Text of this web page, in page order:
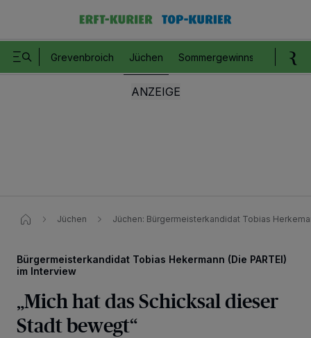
Grevenbroich Jüchen Sommergewinnspiel
Jüchen Jüchen: Bürgermeisterkandidat Tobias
Bürgermeisterkandidat Tobias Hekermann (Die PARTEI)
im Interview
„Mich hat das Schicksal dieser
Stadt bewegt“